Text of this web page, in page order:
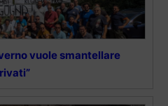
vuole smantellare